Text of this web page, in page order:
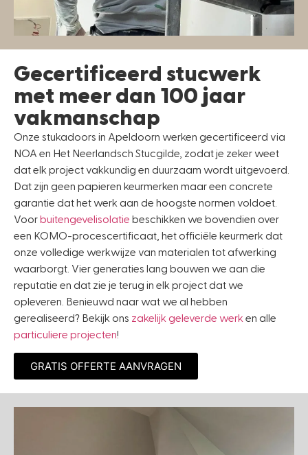
Gecertificeerd stucwerk
met meer dan 100 jaar
vakmanschap
Onze stukadoors in Apeldoorn werken gecertificeerd via
NOA en Het Neerlandsch Stucgilde, zodat je zeker weet
dat elk project vakkundig en duurzaam wordt uitgevoerd.
Dat zijn geen papieren keurmerken maar een concrete
garantie dat het werk aan de hoogste normen voldoet.
Voorbuitengevelisolatie beschikken we bovendien over
een KOMO-procescertificaat, het officiële keurmerk dat
onze volledige werkwijze van materialen tot afwerking
waarborgt. Vier generaties lang bouwen we aan die
reputatie en dat zie je terug in elk project dat we
opleveren. Benieuwd naar wat we al hebben
gerealiseerd? Bekijk ons zakelijk geleverde werk en alle
particuliere projecten!
GRATIS OFFERTE AANVRAGEN